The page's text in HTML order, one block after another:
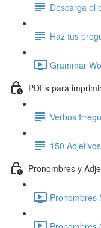
Descarga el
Haz tus
Grammar
PDFs para
Verbos
150
Pronombres y
Pronombres